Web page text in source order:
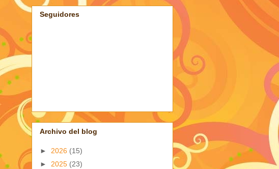
Seguidores
Archivo del blog
► 2026 (15)
► 2025 (23)